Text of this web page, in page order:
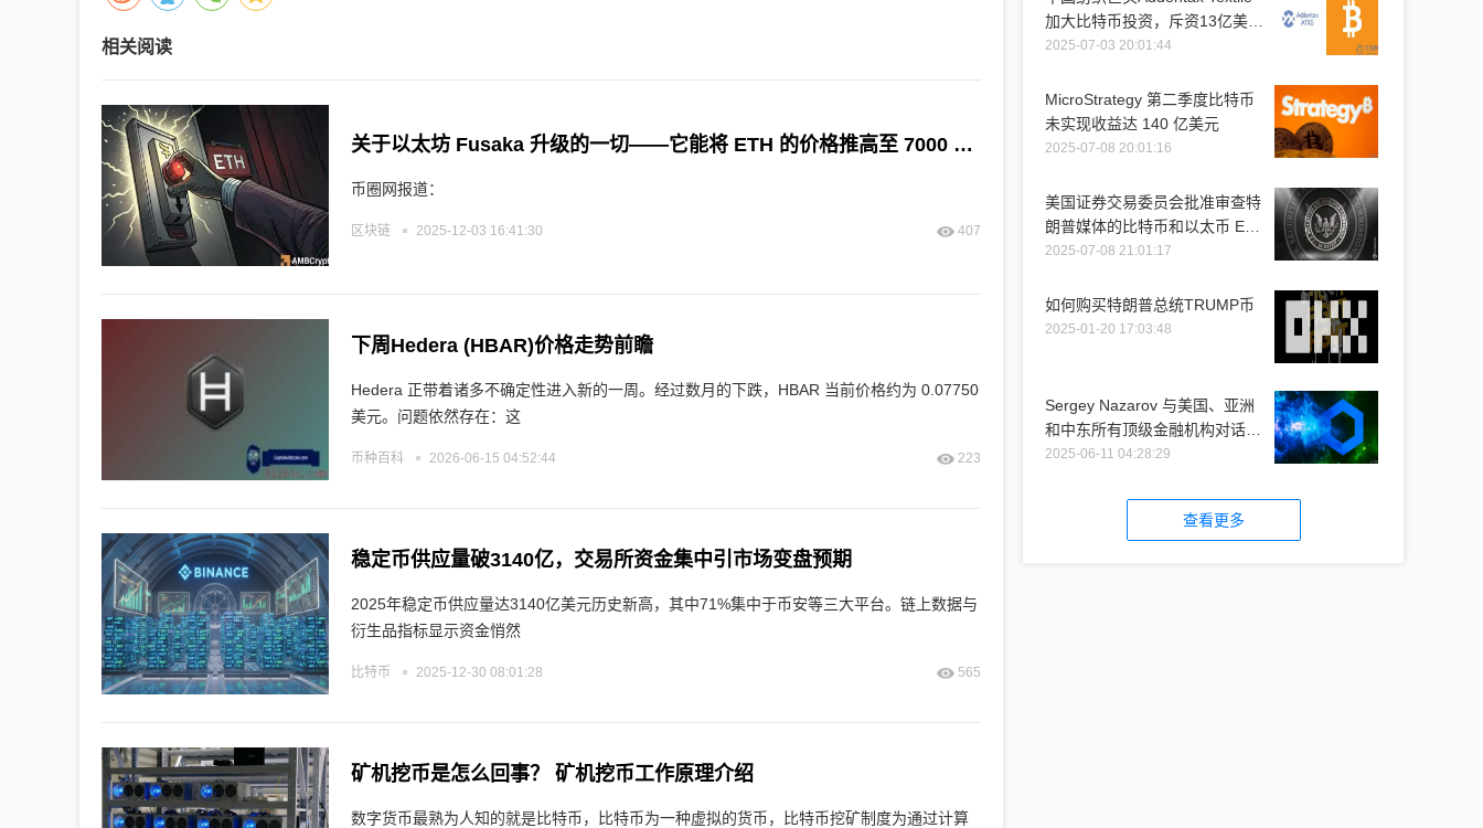
相关阅读
关于以太坊 Fusaka 升级的一切——它能将 ETH 的价格推高至 7000 美元吗？
币圈网报道：
区块链 2025-12-03 16:41:30 407
下周Hedera (HBAR)价格走势前瞻
Hedera 正带着诸多不确定性进入新的一周。经过数月的下跌，HBAR 当前价格约为 0.07750
美元。问题依然存在：这
币种百科 2026-06-15 04:52:44 223
稳定币供应量破3140亿，交易所资金集中引市场变盘预期
2025年稳定币供应量达3140亿美元历史新高，其中71%集中于币安等三大平台。链上数据与
衍生品指标显示资金悄然
比特币 2025-12-30 08:01:28 565
矿机挖币是怎么回事？ 矿机挖币工作原理介绍
数字货币最熟为人知的就是比特币，比特币为一种虚拟的货币，比特币挖矿制度为通过计算
加大比特币投资，斥资13亿美元
购入1.2万枚比特币
2025-07-03 20:01:44
MicroStrategy 第二季度比特币
未实现收益达 140 亿美元
2025-07-08 20:01:16
美国证券交易委员会批准审查特
朗普媒体的比特币和以太币 ETF
推介
2025-07-08 21:01:17
如何购买特朗普总统TRUMP币
2025-01-20 17:03:48
Sergey Nazarov 与美国、亚洲
和中东所有顶级金融机构对话时
提到 Chainlink
2025-06-11 04:28:29
查看更多